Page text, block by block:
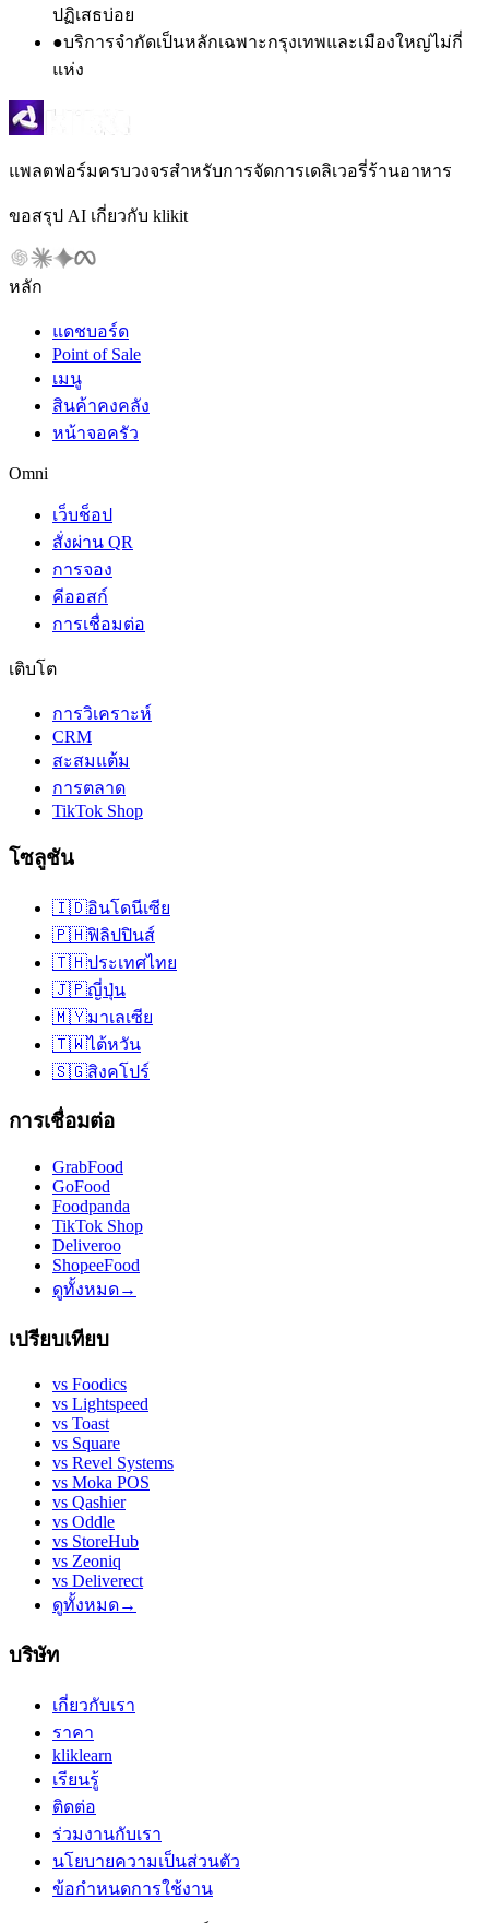
ปฏิเสธบ่อย
●บริการจำกัดเป็นหลักเฉพาะกรุงเทพและเมืองใหญ่ไม่กี่
แห่ง
แพลตฟอร์มครบวงจรสำหรับการจัดการเดลิเวอรี่ร้านอาหาร
ขอสรุป AI เกี่ยวกับ klikit
หลัก
แดชบอร์ด
Point of Sale
เมนู
สินค้าคงคลัง
หน้าจอครัว
Omni
เว็บช็อป
สั่งผ่าน QR
การจอง
คีออสก์
การเชื่อมต่อ
เติบโต
การวิเคราะห์
CRM
สะสมแต้ม
การตลาด
TikTok Shop
โซลูชัน
🇮🇩อินโดนีเซีย
🇵🇭ฟิลิปปินส์
🇹🇭ประเทศไทย
🇯🇵ญี่ปุ่น
🇲🇾มาเลเซีย
🇹🇼ไต้หวัน
🇸🇬สิงคโปร์
การเชื่อมต่อ
GrabFood
GoFood
Foodpanda
TikTok Shop
Deliveroo
ShopeeFood
ดูทั้งหมด→
เปรียบเทียบ
vs Foodics
vs Lightspeed
vs Toast
vs Square
vs Revel Systems
vs Moka POS
vs Qashier
vs Oddle
vs StoreHub
vs Zeoniq
vs Deliverect
ดูทั้งหมด→
บริษัท
เกี่ยวกับเรา
ราคา
kliklearn
เรียนรู้
ติดต่อ
ร่วมงานกับเรา
นโยบายความเป็นส่วนตัว
ข้อกำหนดการใช้งาน